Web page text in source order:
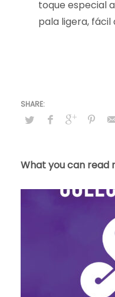
toque especial
pala ligera,
What you can read